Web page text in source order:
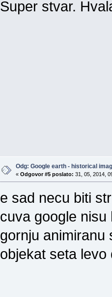
Super stvar.
Odg: Google earth - historical
« Odgovor #5 poslato: 31, 05, 2014,
e sad necu biti
cuva google
gornju animiranu
objekat seta levo